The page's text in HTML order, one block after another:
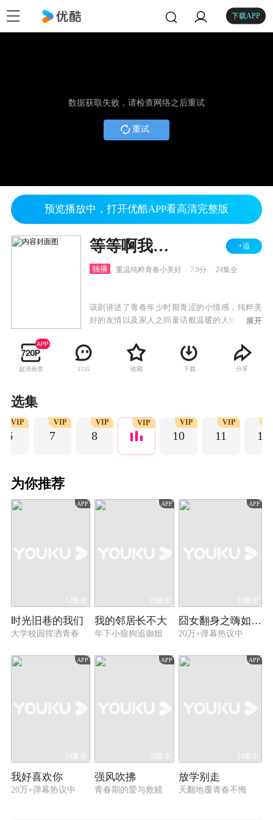
下载APP
数据获取失败，请检查网络之后重试
重试
预览播放中，打开优酷APP看高清完整版
等等啊我的青春 +追
独播 重温纯粹青春小美好 7.9分 24集全
该剧讲述了青春年少时期青涩的小情感，纯粹美
好的友情以及家人之间童话般温暖的人物关系，
棘，在不断追梦的过程中经历成长，收获爱情、
友情的治愈故事。
展开
超清画质 1155 收藏 下载 分享
选集
6
VIP
7
VIP
8
VIP VIP
10
VIP
11
VIP
12
为你推荐
APP
12集全
时光旧巷的我们
大学校园挥洒青春
APP
29集全
我的邻居长不大
年下小狼狗追御姐
APP
18集全
囧女翻身之嗨如花 第一季
20万+弹幕热议中
APP
34集全
我好喜欢你
20万+弹幕热议中
APP
28集全
强风吹拂
青春期的爱与救赎
APP
24集全
放学别走
天翻地覆青春不悔